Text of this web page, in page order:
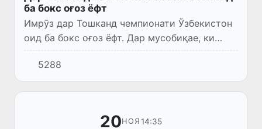
ба бокс оғоз ёфт
Имрӯз дар Тошканд чемпионати Ўзбекистон
оид ба бокс оғоз ёфт. Дар мусобиқае, ки
миёни мардону занон ташкил мешавад,
беҳтарин дастпӯшакҳои чармини кишвар
ширкат мекунанд.
5288
20НОЯ 14:35